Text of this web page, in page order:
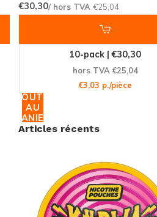
€30,30/ hors TVA€25,04
10-pack | €30,30
hors TVA €25,04
€3,03 p./pièce
AJOUTER
AU
PANIER
Articles récents